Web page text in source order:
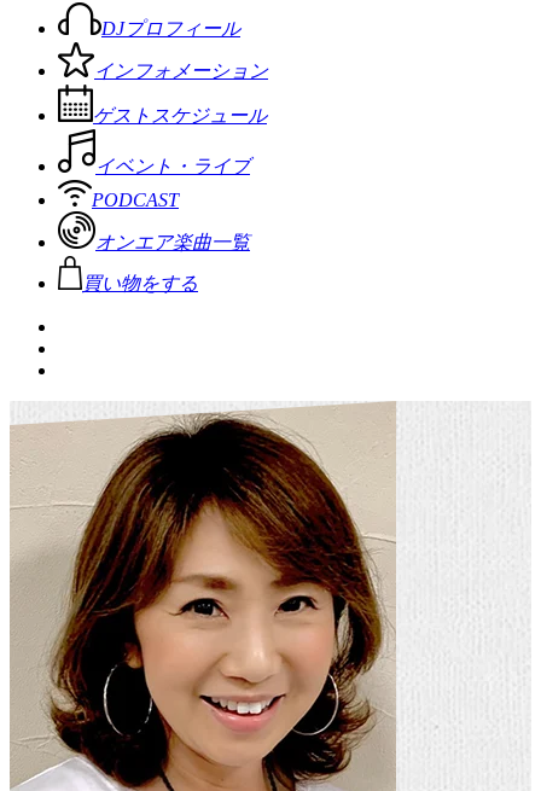
DJプロフィール
インフォメーション
ゲストスケジュール
イベント・ライブ
PODCAST
オンエア楽曲一覧
買い物をする